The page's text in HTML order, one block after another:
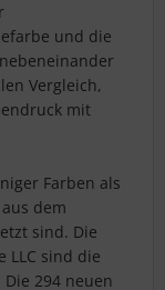
und die
Vergleich,
mit
Farben als
dem
sind. Die
LLC sind die
294 neuen